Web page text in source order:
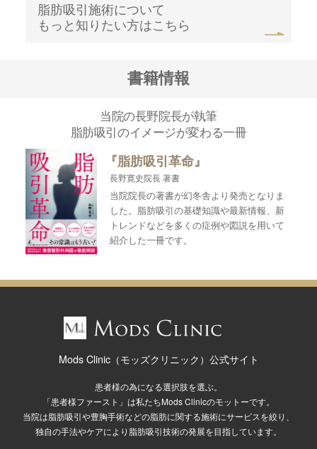
脂肪吸引施術について
もっと知りたい方はこちら
書籍情報
当院の長野院長が執筆
脂肪吸引のイメージが変わる一冊
『脂肪吸引革命』
長野寛史院長 著書
当院院長の著書が幻冬舎より発売となりま
した。脂肪吸引の基礎知識や最新情報、新
トレンドなどを多くの症例や図説を用いて
紹介した一冊です。
Mods Clinic（モッズクリニック）公式サイト
患者様の為になる選択肢を選ぶ。
「患者様ファースト」は私たちMods Clinicのモットーです。
当院は脂肪吸引や豊胸手術などの脂肪に関する施術にサービスを絞り、
独自の手法やケアにより脂肪吸引技術の発展を目指しています。